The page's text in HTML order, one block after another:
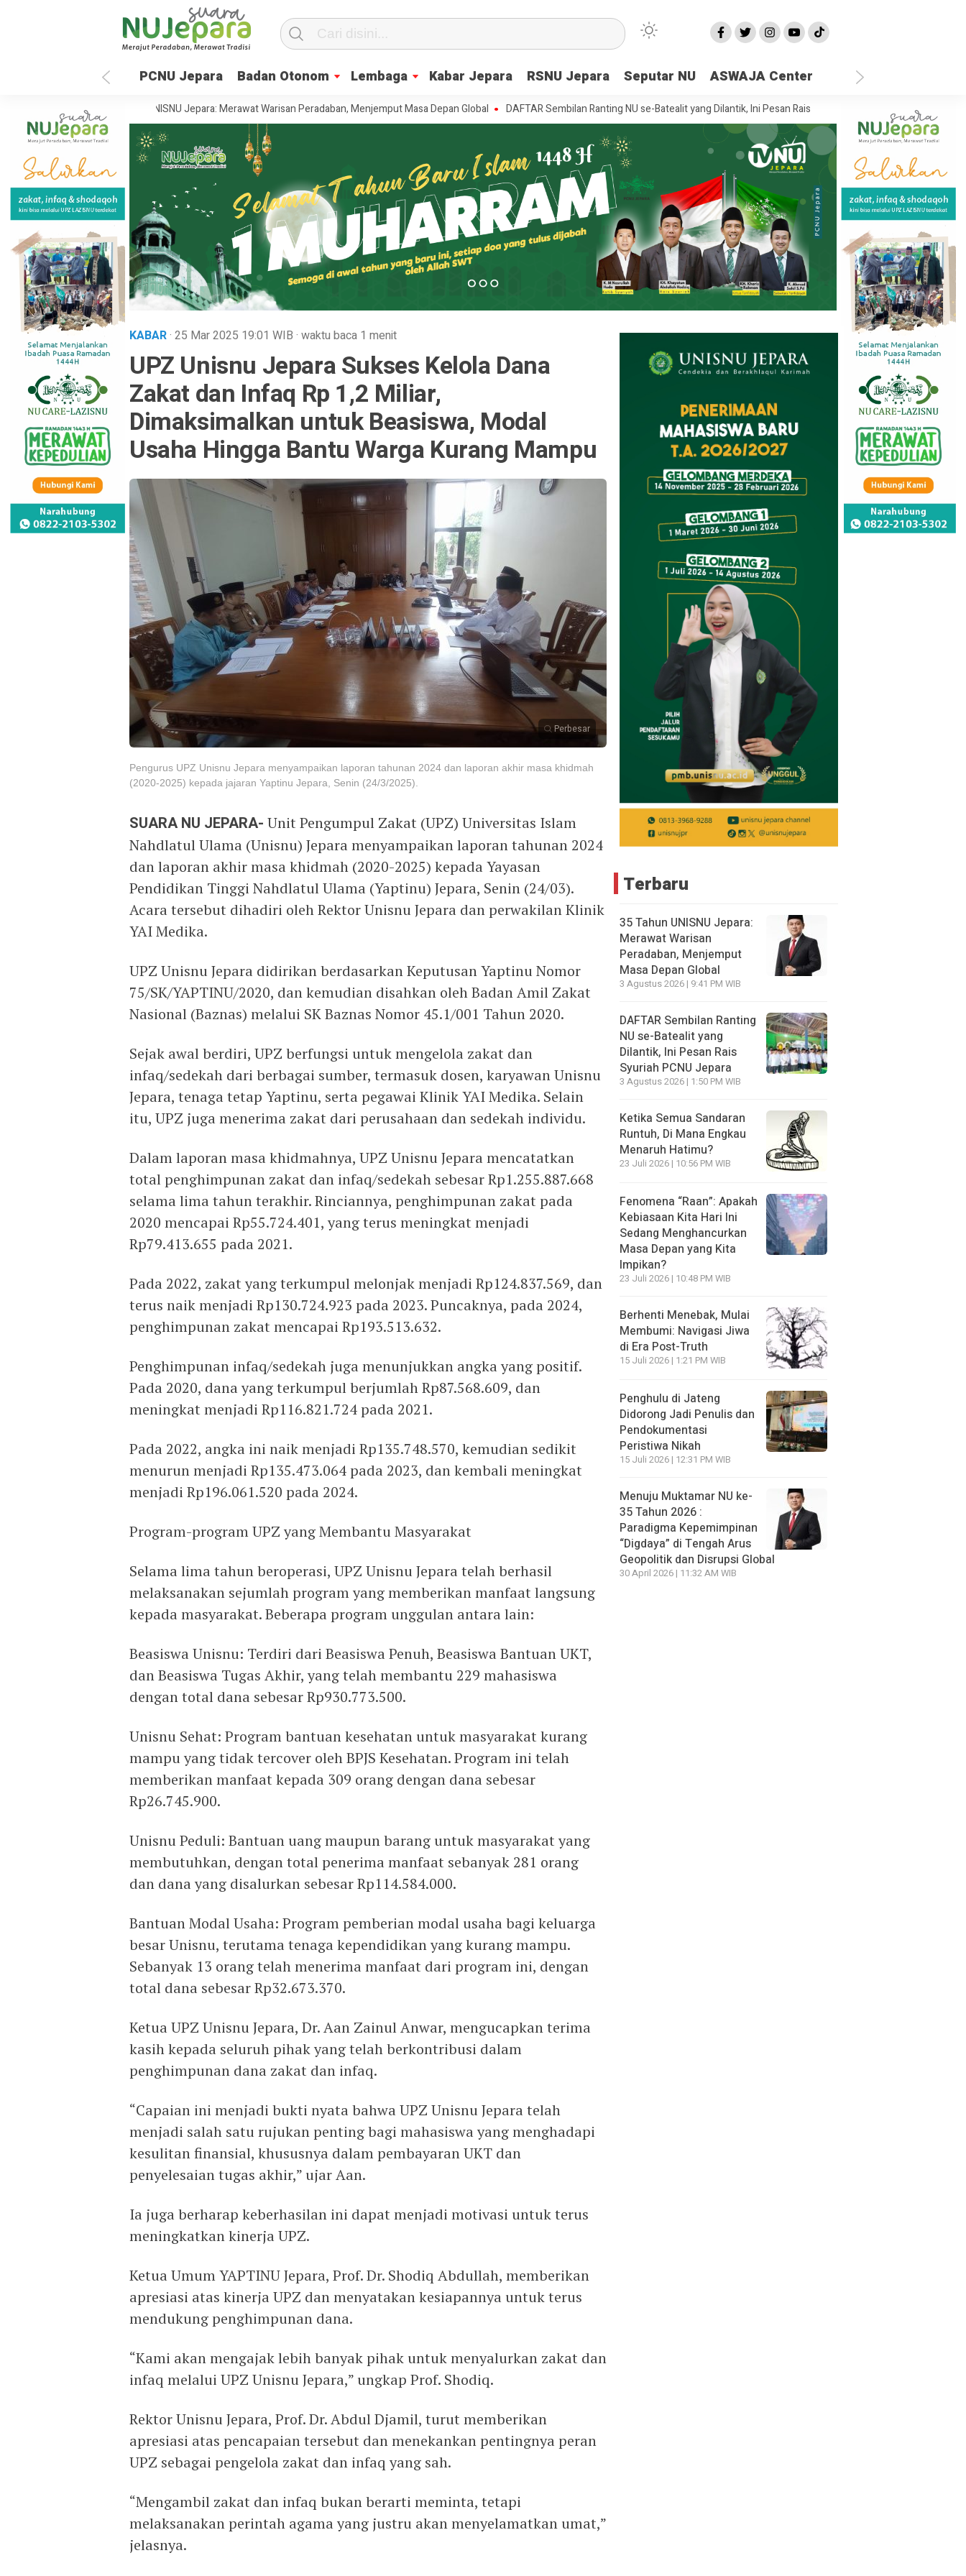
PCNU Jepara Badan Otonom Lembaga Kabar Jepara RSNU Jepara Seputar NU ASWAJA Center
35 Tahun UNISNU Jepara: Merawat Warisan Peradaban, Menjemput Masa Depan Global DAFTAR Sembilan Ranting NU se-Batealit yang Dilantik, Ini Pesan Rais Syuriah PCNU Jepara Ketika Semua
KABAR· 25 Mar 2025 19:01 WIB · waktu baca 1 menit
UPZ Unisnu Jepara Sukses Kelola Dana
Zakat dan Infaq Rp 1,2 Miliar,
Dimaksimalkan untuk Beasiswa, Modal
Usaha Hingga Bantu Warga Kurang Mampu
Perbesar
Pengurus UPZ Unisnu Jepara menyampaikan laporan tahunan 2024 dan laporan akhir masa khidmah
(2020-2025) kepada jajaran Yaptinu Jepara, Senin (24/3/2025).
SUARA NU JEPARA- Unit Pengumpul Zakat (UPZ) Universitas Islam
Nahdlatul Ulama (Unisnu) Jepara menyampaikan laporan tahunan 2024
dan laporan akhir masa khidmah (2020-2025) kepada Yayasan
Pendidikan Tinggi Nahdlatul Ulama (Yaptinu) Jepara, Senin (24/03).
Acara tersebut dihadiri oleh Rektor Unisnu Jepara dan perwakilan Klinik
YAI Medika.
UPZ Unisnu Jepara didirikan berdasarkan Keputusan Yaptinu Nomor
75/SK/YAPTINU/2020, dan kemudian disahkan oleh Badan Amil Zakat
Nasional (Baznas) melalui SK Baznas Nomor 45.1/001 Tahun 2020.
Sejak awal berdiri, UPZ berfungsi untuk mengelola zakat dan
infaq/sedekah dari berbagai sumber, termasuk dosen, karyawan Unisnu
Jepara, tenaga tetap Yaptinu, serta pegawai Klinik YAI Medika. Selain
itu, UPZ juga menerima zakat dari perusahaan dan sedekah individu.
Dalam laporan masa khidmahnya, UPZ Unisnu Jepara mencatatkan
total penghimpunan zakat dan infaq/sedekah sebesar Rp1.255.887.668
selama lima tahun terakhir. Rinciannya, penghimpunan zakat pada
2020 mencapai Rp55.724.401, yang terus meningkat menjadi
Rp79.413.655 pada 2021.
Pada 2022, zakat yang terkumpul melonjak menjadi Rp124.837.569, dan
terus naik menjadi Rp130.724.923 pada 2023. Puncaknya, pada 2024,
penghimpunan zakat mencapai Rp193.513.632.
Penghimpunan infaq/sedekah juga menunjukkan angka yang positif.
Pada 2020, dana yang terkumpul berjumlah Rp87.568.609, dan
meningkat menjadi Rp116.821.724 pada 2021.
Pada 2022, angka ini naik menjadi Rp135.748.570, kemudian sedikit
menurun menjadi Rp135.473.064 pada 2023, dan kembali meningkat
menjadi Rp196.061.520 pada 2024.
Program-program UPZ yang Membantu Masyarakat
Selama lima tahun beroperasi, UPZ Unisnu Jepara telah berhasil
melaksanakan sejumlah program yang memberikan manfaat langsung
kepada masyarakat. Beberapa program unggulan antara lain:
Beasiswa Unisnu: Terdiri dari Beasiswa Penuh, Beasiswa Bantuan UKT,
dan Beasiswa Tugas Akhir, yang telah membantu 229 mahasiswa
dengan total dana sebesar Rp930.773.500.
Unisnu Sehat: Program bantuan kesehatan untuk masyarakat kurang
mampu yang tidak tercover oleh BPJS Kesehatan. Program ini telah
memberikan manfaat kepada 309 orang dengan dana sebesar
Rp26.745.900.
Unisnu Peduli: Bantuan uang maupun barang untuk masyarakat yang
membutuhkan, dengan total penerima manfaat sebanyak 281 orang
dan dana yang disalurkan sebesar Rp114.584.000.
Bantuan Modal Usaha: Program pemberian modal usaha bagi keluarga
besar Unisnu, terutama tenaga kependidikan yang kurang mampu.
Sebanyak 13 orang telah menerima manfaat dari program ini, dengan
total dana sebesar Rp32.673.370.
Ketua UPZ Unisnu Jepara, Dr. Aan Zainul Anwar, mengucapkan terima
kasih kepada seluruh pihak yang telah berkontribusi dalam
penghimpunan dana zakat dan infaq.
“Capaian ini menjadi bukti nyata bahwa UPZ Unisnu Jepara telah
menjadi salah satu rujukan penting bagi mahasiswa yang menghadapi
kesulitan finansial, khususnya dalam pembayaran UKT dan
penyelesaian tugas akhir,” ujar Aan.
Ia juga berharap keberhasilan ini dapat menjadi motivasi untuk terus
meningkatkan kinerja UPZ.
Ketua Umum YAPTINU Jepara, Prof. Dr. Shodiq Abdullah, memberikan
apresiasi atas kinerja UPZ dan menyatakan kesiapannya untuk terus
mendukung penghimpunan dana.
“Kami akan mengajak lebih banyak pihak untuk menyalurkan zakat dan
infaq melalui UPZ Unisnu Jepara,” ungkap Prof. Shodiq.
Rektor Unisnu Jepara, Prof. Dr. Abdul Djamil, turut memberikan
apresiasi atas pencapaian tersebut dan menekankan pentingnya peran
UPZ sebagai pengelola zakat dan infaq yang sah.
“Mengambil zakat dan infaq bukan berarti meminta, tetapi
melaksanakan perintah agama yang justru akan menyelamatkan umat,”
jelasnya.
Terbaru
35 Tahun UNISNU Jepara:
Merawat Warisan
Peradaban, Menjemput
Masa Depan Global
3 Agustus 2026 | 9:41 PM WIB
DAFTAR Sembilan Ranting
NU se-Batealit yang
Dilantik, Ini Pesan Rais
Syuriah PCNU Jepara
3 Agustus 2026 | 1:50 PM WIB
Ketika Semua Sandaran
Runtuh, Di Mana Engkau
Menaruh Hatimu?
23 Juli 2026 | 10:56 PM WIB
Fenomena “Raan”: Apakah
Kebiasaan Kita Hari Ini
Sedang Menghancurkan
Masa Depan yang Kita
Impikan?
23 Juli 2026 | 10:48 PM WIB
Berhenti Menebak, Mulai
Membumi: Navigasi Jiwa
di Era Post-Truth
15 Juli 2026 | 1:21 PM WIB
Penghulu di Jateng
Didorong Jadi Penulis dan
Pendokumentasi
Peristiwa Nikah
15 Juli 2026 | 12:31 PM WIB
Menuju Muktamar NU ke-
35 Tahun 2026 :
Paradigma Kepemimpinan
“Digdaya” di Tengah Arus
Geopolitik dan Disrupsi Global
30 April 2026 | 11:32 AM WIB